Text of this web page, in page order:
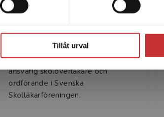
Tillåt urval
Mats Swensson
Mats Swensson (t.v.) är medicinskt
ansvarig skolöverläkare och
ordförande i Svenska
Skolläkarföreningen.